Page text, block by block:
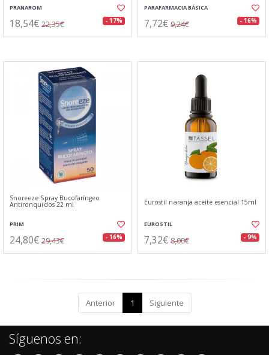
PRANAROM
18,54€ 22,35€ - 17%
PARAFARMACIA BÁSICA
7,72€ 9,24€ - 16%
Snoreeze Spray Bucofaríngeo
Antironquidos 22 ml
PRIM
24,80€ 29,43€ - 16%
Eurostil naranja aceite esencial 15ml
EUROSTIL
7,32€ 8,00€ - 9%
Anterior 1 Siguiente
Síguenos en: